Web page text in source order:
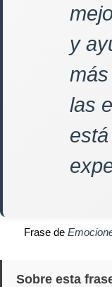
y
las
está
Frase de
Sobre esta